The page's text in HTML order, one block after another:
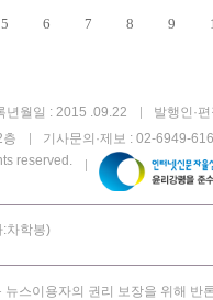
5 6 7 8 9
년월일 : 2015 .09.22 발행인·
층
기사문의·제보 : 02-6949-
reserved.
차학봉)
뉴스이용자의 권리 보장을 위해